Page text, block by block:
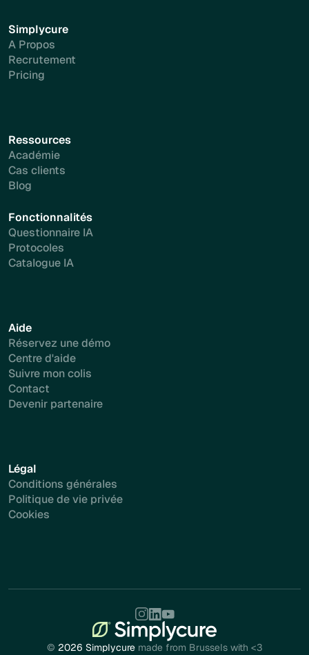
Simplycure
A Propos
Recrutement
Pricing
Ressources
Académie
Cas clients
Blog
Fonctionnalités
Questionnaire IA
Protocoles
Catalogue IA
Aide
Réservez une démo
Centre d'aide
Suivre mon colis
Contact
Devenir partenaire
Légal
Conditions générales
Politique de vie privée
Cookies
© 2026 Simplycuremade from Brussels with <3